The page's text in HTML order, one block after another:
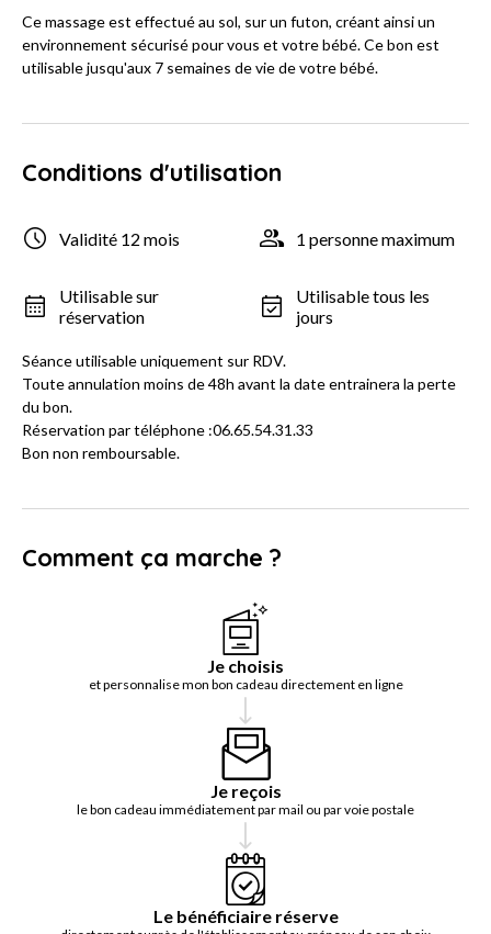
Ce massage est effectué au sol, sur un futon, créant ainsi un
environnement sécurisé pour vous et votre bébé. Ce bon est
utilisable jusqu'aux 7 semaines de vie de votre bébé.
Conditions d'utilisation
Validité 12 mois 1 personne maximum
Utilisable sur
réservation
Utilisable tous les
jours
Séance utilisable uniquement sur RDV.
Toute annulation moins de 48h avant la date entrainera la perte
du bon.
Réservation par téléphone :06.65.54.31.33
Bon non remboursable.
Comment ça marche ?
Je choisis
et personnalise mon bon cadeau directement en ligne
Je reçois
le bon cadeau immédiatement par mail ou par voie postale
Le bénéficiaire réserve